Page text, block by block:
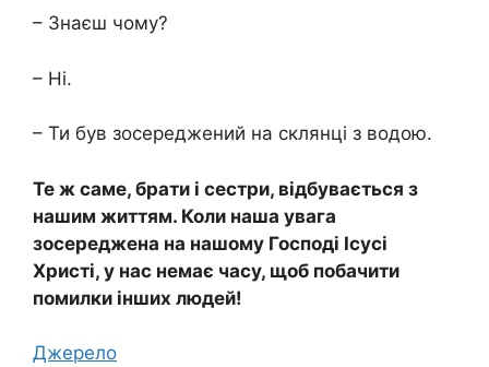
– Знаєш чому?
– Ні.
– Ти був зосереджений на склянці з водою.
Те ж саме, брати і сестри, відбувається з
нашим життям. Коли наша увага
зосереджена на нашому Господі Ісусі
Христі, у нас немає часу, щоб побачити
помилки інших людей!
Джерело